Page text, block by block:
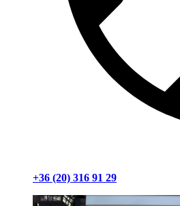
+36 (20) 316 91 29